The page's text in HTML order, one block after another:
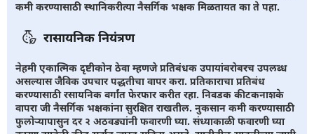
कमी करण्यासाठी स्थानिकरीत्या नैसर्गिक भक्षक मिळतायत का ते पहा.
रासायनिक नियंत्रण
नेहमी एकात्मिक दृष्टीकोन ठेवा म्हणजे प्रतिबंधक उपायांबरोबरच उपलब्ध
असल्यास जैविक उपचार पद्धतीचा वापर करा. प्रतिकाराचा प्रतिबंध
करण्यासाठी रसायनिक वर्गांत फेरफार करीत रहा. निवडक कीटकनाशके
वापरा जी नैसर्गिक भक्षकांना सुरक्षित राखतील. नुकसान कमी करण्यासाठी
फुलोर्‍यापासुन दर २ अठवड्यांनी फवारणी घ्या. संध्याकाळी फवारणी घ्या